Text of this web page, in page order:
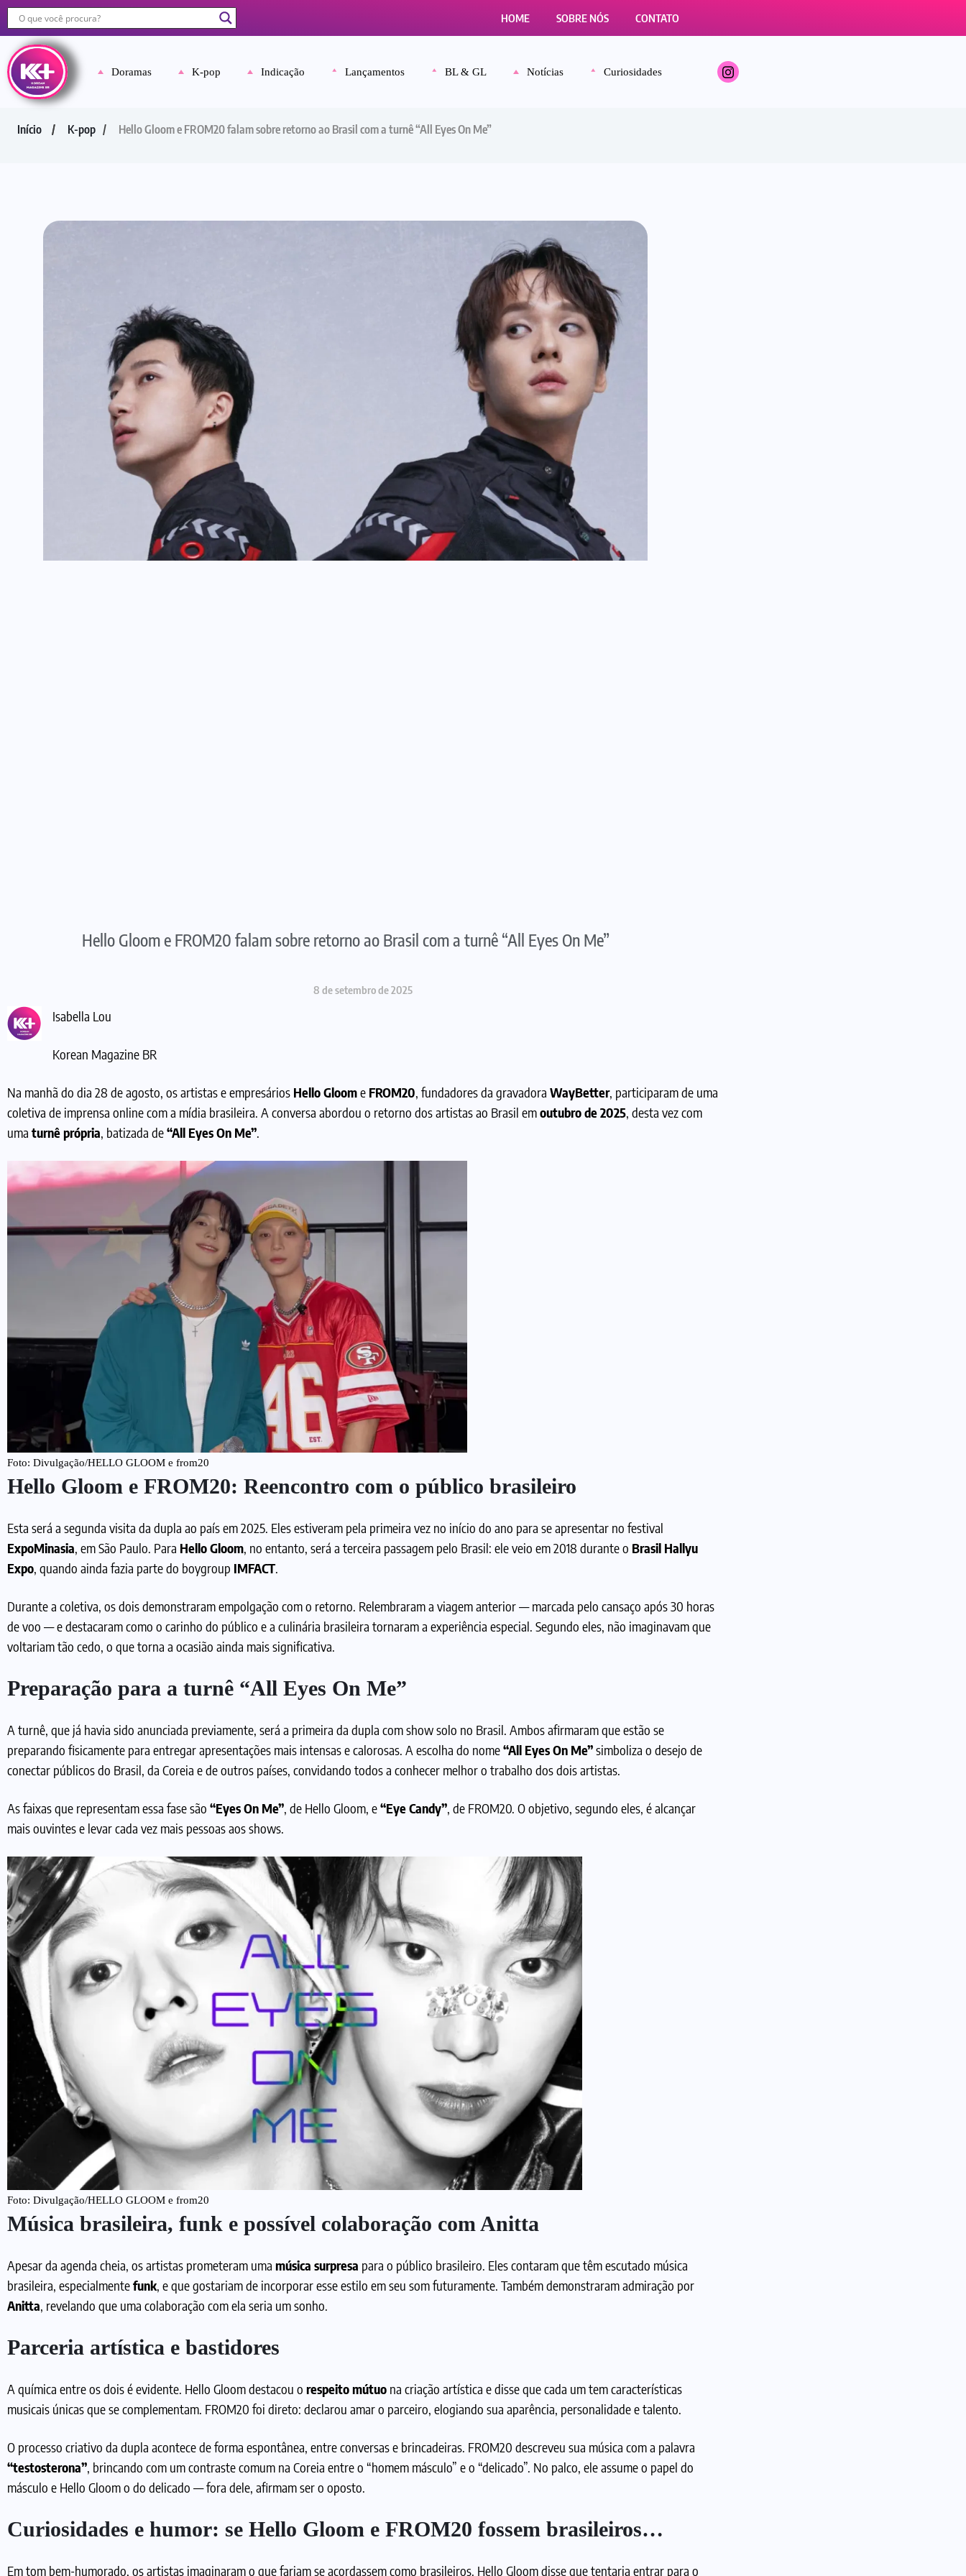
HOME SOBRE NÓS CONTATO
Doramas K-pop Indicação Lançamentos BL & GL Notícias Curiosidades
Início K-pop Hello Gloom e FROM20 falam sobre retorno ao Brasil com a turnê “All Eyes On Me”
Hello Gloom e FROM20 falam sobre retorno ao Brasil com a turnê “All Eyes On Me”
8 de setembro de 2025
Isabella Lou
Korean Magazine BR
Na manhã do dia 28 de agosto, os artistas e empresários Hello Gloome FROM20, fundadores da gravadora WayBetter, participaram de uma
coletiva de imprensa online com a mídia brasileira. A conversa abordou o retorno dos artistas ao Brasil emoutubro de 2025, desta vez com
uma turnê própria, batizada de“All Eyes On Me”.
Foto: Divulgação/HELLO GLOOM e from20
Hello Gloom e FROM20: Reencontro com o público brasileiro
Esta será a segunda visita da dupla ao país em 2025. Eles estiveram pela primeira vez no início do ano para se apresentar no festival
ExpoMinasia, em São Paulo. Para Hello Gloom, no entanto, será a terceira passagem pelo Brasil: ele veio em 2018 durante o Brasil Hallyu
Expo, quando ainda fazia parte do boygroup IMFACT.
Durante a coletiva, os dois demonstraram empolgação com o retorno. Relembraram a viagem anterior — marcada pelo cansaço após 30 horas
de voo — e destacaram como o carinho do público e a culinária brasileira tornaram a experiência especial. Segundo eles, não imaginavam que
voltariam tão cedo, o que torna a ocasião ainda mais significativa.
Preparação para a turnê “All Eyes On Me”
A turnê, que já havia sido anunciada previamente, será a primeira da dupla com show solo no Brasil. Ambos afirmaram que estão se
preparando fisicamente para entregar apresentações mais intensas e calorosas. A escolha do nome“All Eyes On Me”simboliza o desejo de
conectar públicos do Brasil, da Coreia e de outros países, convidando todos a conhecer melhor o trabalho dos dois artistas.
As faixas que representam essa fase são “Eyes On Me”, de Hello Gloom, e“Eye Candy”, de FROM20. O objetivo, segundo eles, é alcançar
mais ouvintes e levar cada vez mais pessoas aos shows.
Foto: Divulgação/HELLO GLOOM e from20
Música brasileira, funk e possível colaboração com Anitta
Apesar da agenda cheia, os artistas prometeram uma música surpresa para o público brasileiro. Eles contaram que têm escutado música
brasileira, especialmentefunk , e que gostariam de incorporar esse estilo em seu som futuramente. Também demonstraram admiração por
Anitta , revelando que uma colaboração com ela seria um sonho.
Parceria artística e bastidores
A química entre os dois é evidente. Hello Gloom destacou o respeito mútuo na criação artística e disse que cada um tem características
musicais únicas que se complementam. FROM20 foi direto: declarou amar o parceiro, elogiando sua aparência, personalidade e talento.
O processo criativo da dupla acontece de forma espontânea, entre conversas e brincadeiras. FROM20 descreveu sua música com a palavra
“testosterona” , brincando com um contraste comum na Coreia entre o “homem másculo” e o “delicado”. No palco, ele assume o papel do
másculo e Hello Gloom o do delicado — fora dele, afirmam ser o oposto.
Curiosidades e humor: se Hello Gloom e FROM20 fossem brasileiros…
Em tom bem-humorado, os artistas imaginaram o que fariam se acordassem como brasileiros. Hello Gloom disse que tentaria entrar para o